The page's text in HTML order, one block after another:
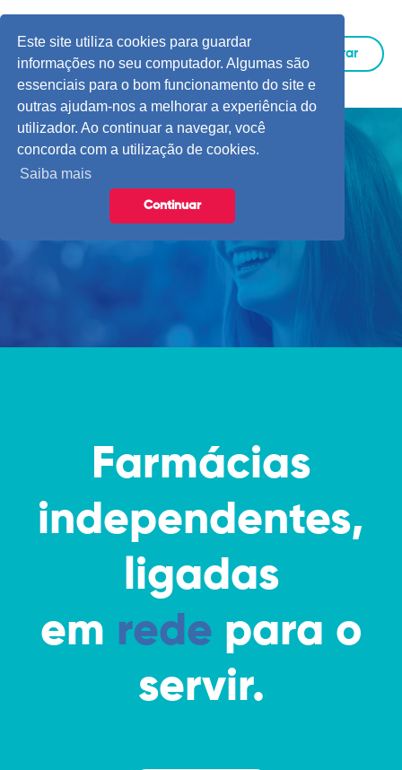
Este site utiliza cookies para guardar
informações no seu computador. Algumas são
essenciais para o bom funcionamento do site e
outras ajudam-nos a melhorar a experiência do
utilizador. Ao continuar a navegar, você
concorda com a utilização de cookies.
Saiba mais
Continuar
Entrar
Farmácias
independentes,
ligadas
em rede para o
servir.